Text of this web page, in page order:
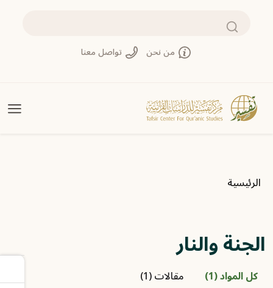
بحث
من نحن تواصل معنا
مسار التنقل
الرئيسية
الجنة والنار
كل المواد (1) مقالات (1)